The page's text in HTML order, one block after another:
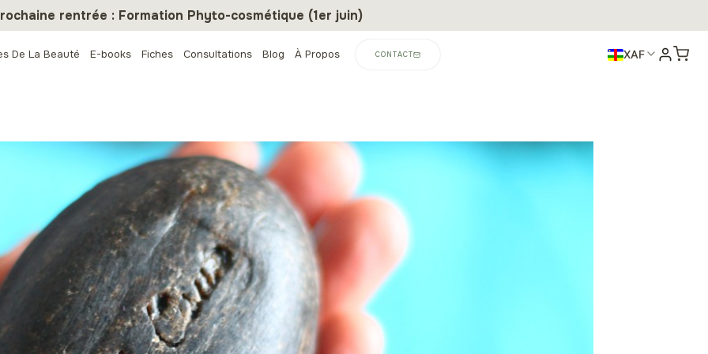
rentrée : Formation Phyto-cosmétique (1er juin)
De La Beauté E-books Fiches Consultations Blog À Propos CONTACT XAF